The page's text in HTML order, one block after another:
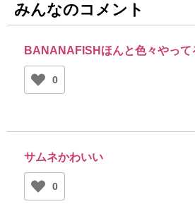
みんなのコメント
BANANAFISHほんと色々やって
0
サムネかわいい
0